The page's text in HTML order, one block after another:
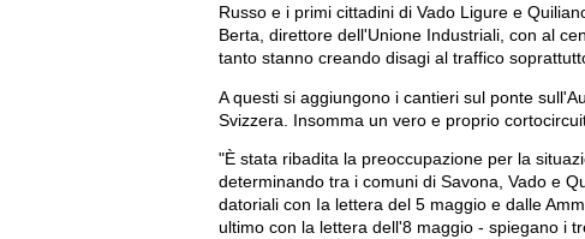
Russo e i primi cittadini di Vado Ligure e
Berta, direttore dell'Unione Industriali, con al
tanto stanno creando disagi al traffico
A questi si aggiungono i cantieri sul ponte
Svizzera. Insomma un vero e proprio
"È stata ribadita la preoccupazione per la
determinando tra i comuni di Savona, Vado e
datoriali con Ia lettera del 5 maggio e dalle
ultimo con la lettera dell'8 maggio - spiegano i